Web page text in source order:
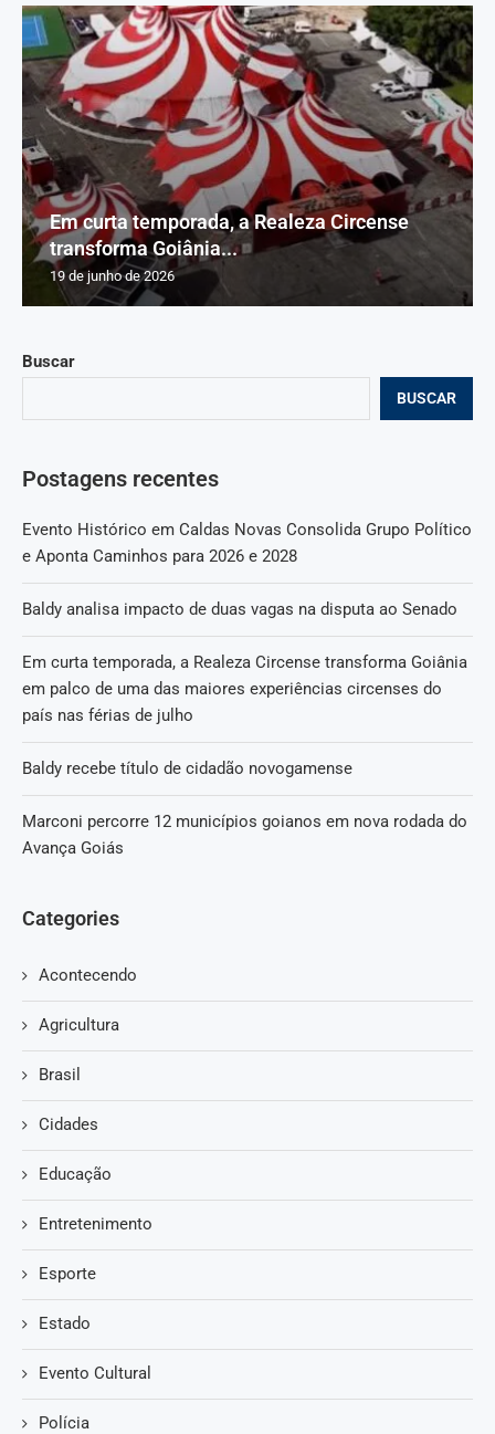
Buscar
BUSCAR
Postagens recentes
Evento Histórico em Caldas Novas Consolida Grupo Político
e Aponta Caminhos para 2026 e 2028
Baldy analisa impacto de duas vagas na disputa ao Senado
Em curta temporada, a Realeza Circense transforma Goiânia
em palco de uma das maiores experiências circenses do
país nas férias de julho
Baldy recebe título de cidadão novogamense
Marconi percorre 12 municípios goianos em nova rodada do
Avança Goiás
Categories
Acontecendo
Agricultura
Brasil
Cidades
Educação
Entretenimento
Esporte
Estado
Evento Cultural
Polícia
Em curta temporada, a Realeza Circense
transforma Goiânia...
19 de junho de 2026